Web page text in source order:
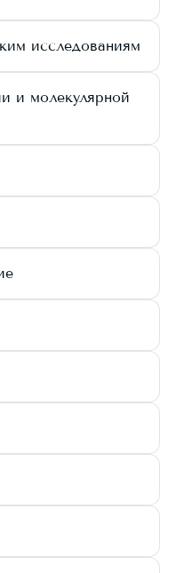
исследованиям
и молекулярной